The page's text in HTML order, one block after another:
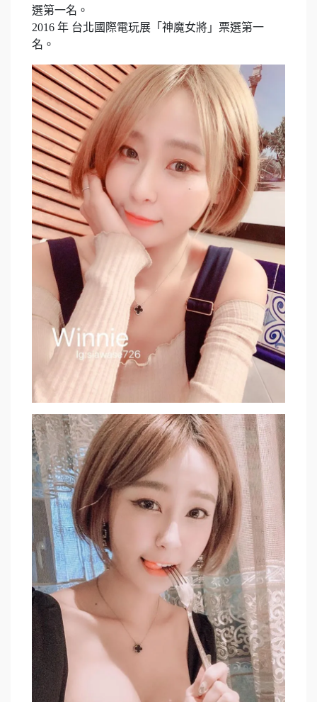
選第一名。
2016 年 台北國際電玩展「神魔女將」票選第一
名。